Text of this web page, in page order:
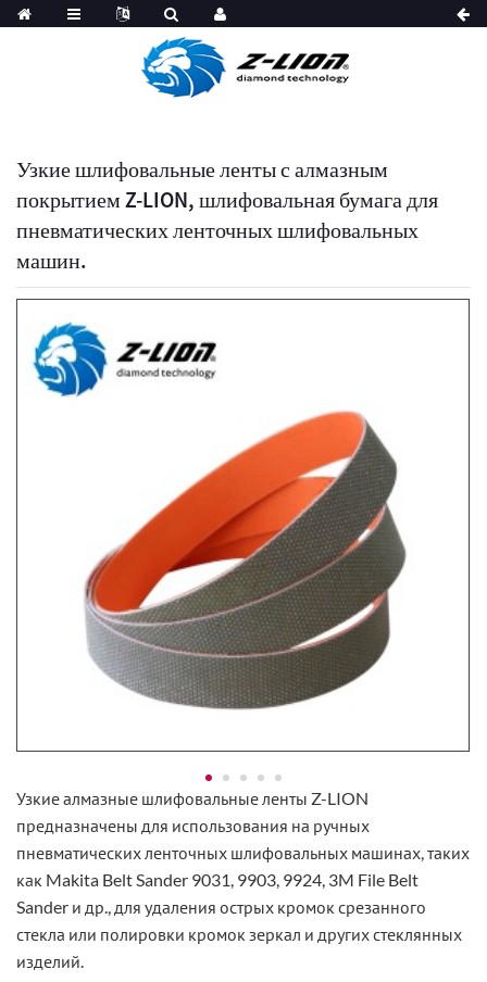
Узкие шлифовальные ленты с алмазным
покрытием Z-LION, шлифовальная бумага для
пневматических ленточных шлифовальных
машин.
Узкие алмазные шлифовальные ленты Z-LION
предназначены для использования на ручных
пневматических ленточных шлифовальных машинах, таких
как Makita Belt Sander 9031, 9903, 9924, 3M File Belt
Sander и др., для удаления острых кромок срезанного
стекла или полировки кромок зеркал и других стеклянных
изделий.